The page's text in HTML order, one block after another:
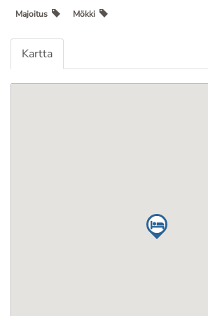
Majoitus Mökki
Kartta